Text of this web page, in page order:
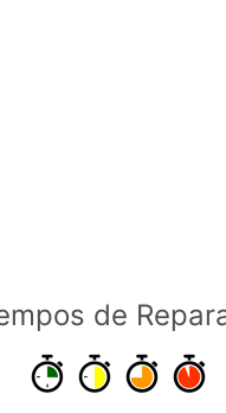
de